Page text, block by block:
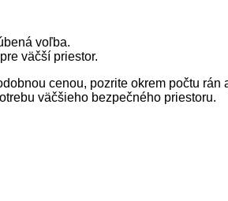
voľba.
väčší priestor.
cenou, pozrite okrem počtu rán
väčšieho bezpečného priestoru.